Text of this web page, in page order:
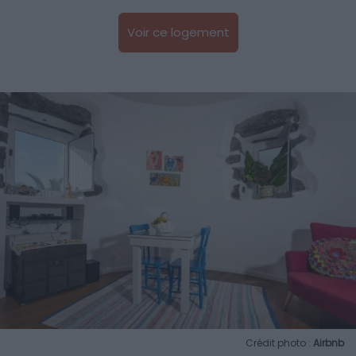
Voir ce logement
Crédit photo : Airbnb